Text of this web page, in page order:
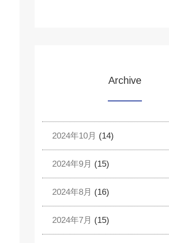
Archive
2024年10月 (14)
2024年9月 (15)
2024年8月 (16)
2024年7月 (15)